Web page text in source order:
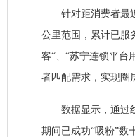
针对距消费者最近
公里范围，累计已服
客“、“苏宁连锁平台
者匹配需求，实现圈
数据显示，通过线
期间已成功“吸粉”数